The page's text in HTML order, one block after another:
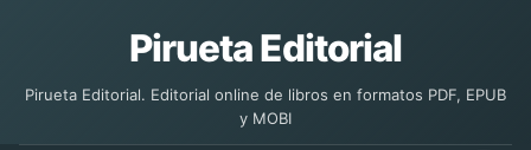
Pirueta Editorial
Pirueta Editorial. Editorial online de libros en formatos PDF, EPUB
y MOBI